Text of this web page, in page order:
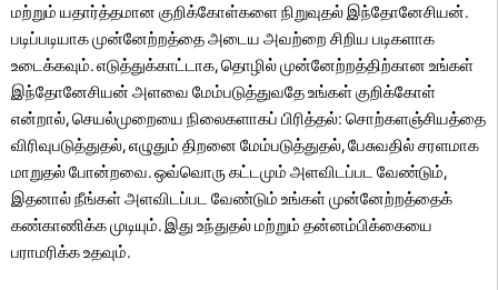
மற்றும் யதார்த்தமான குறிக்கோள்களை நிறுவுதல் இந்தோனேசியன்.
படிப்படியாக முன்னேற்றத்தை அடைய அவற்றை சிறிய படிகளாக
உடைக்கவும். எடுத்துக்காட்டாக, தொழில் முன்னேற்றத்திற்கான உங்கள்
இந்தோனேசியன் அளவை மேம்படுத்துவதே உங்கள் குறிக்கோள்
என்றால், செயல்முறையை நிலைகளாகப் பிரித்தல்: சொற்களஞ்சியத்தை
விரிவுபடுத்துதல், எழுதும் திறனை மேம்படுத்துதல், பேசுவதில் சரளமாக
மாறுதல் போன்றவை. ஒவ்வொரு கட்டமும் அளவிடப்பட வேண்டும்,
இதனால் நீங்கள் அளவிடப்பட வேண்டும் உங்கள் முன்னேற்றத்தைக்
கண்காணிக்க முடியும். இது உந்துதல் மற்றும் தன்னம்பிக்கையை
பராமரிக்க உதவும்.